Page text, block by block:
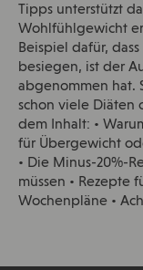
Tipps unterstützt
Wohlfühlgewicht
Beispiel dafür,
besiegen, ist der
abgenommen hat.
schon viele Diäten
dem Inhalt: •
für Übergewicht
• Die Minus-20%-
müssen • Rezepte
Wochenpläne •